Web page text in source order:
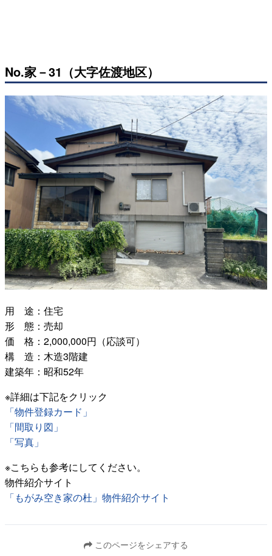
No.家－31（大字佐渡地区）
用 途：住宅
形 態：売却
価 格：2,000,000円（応談可）
構 造：木造3階建
建築年：昭和52年
※詳細は下記をクリック
「物件登録カード」
「間取り図」
「写真」
※こちらも参考にしてください。
物件紹介サイト
「もがみ空き家の杜」物件紹介サイト
このページをシェアする